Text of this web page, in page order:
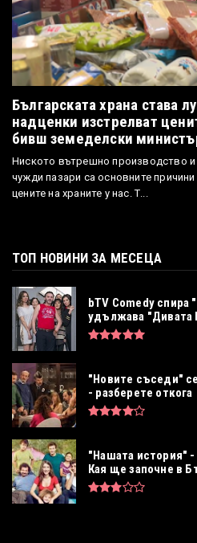
Българската храна става
надценки изстрелват
бивш земеделски
Ниското вътрешно производство
чужди пазари са основните
цените на храните у нас. Т...
ТОП НОВИНИ ЗА МЕСЕЦА
bTV Comedy
удължава "Дивата
"Новите съседи"
- разберете откога
"Нашата история" -
Кая ще започне в